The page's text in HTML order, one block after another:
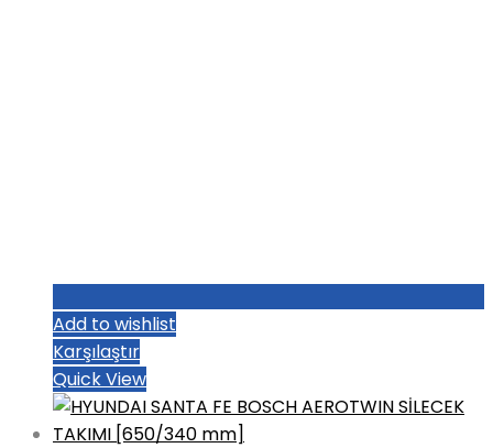
Add to wishlist
Karşılaştır
Quick View